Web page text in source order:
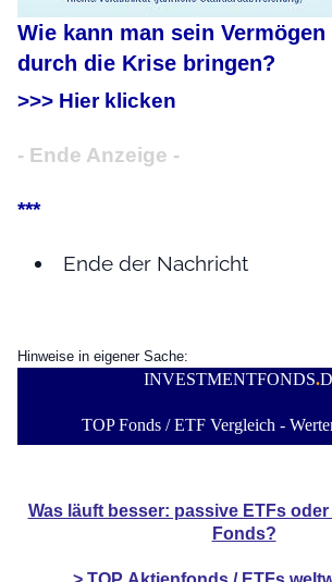
Wie kann man sein Vermögen
durch die Krise bringen?
>>> Hier klicken
- Ende Anzeige -
***
Ende der Nachricht
Hinweise in eigener Sache:
INVESTMENTFONDS.
TOP Fonds / ETF Vergleich -
Was läuft besser: passive ETFs
Fonds?